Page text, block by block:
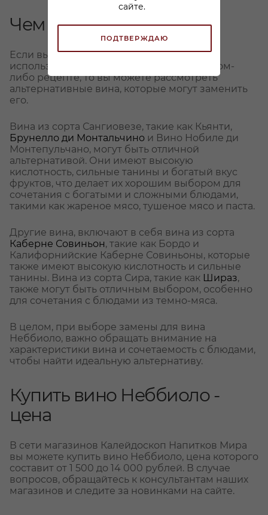
сайте.
ПОДТВЕРЖДАЮ
Чем заменить
Если вы не можете найти или не хотите
использовать вино сорта Неббиоло в каком-
либо рецепте, то вы можете рассмотреть
альтернативные вина, которые могут заменить
его.
Вина из сорта Сангиовезе, такие как Кьянти,
Брунелло ди Монтальчино и Вино Нобиле ди
Монтепульчано, могут быть отличной
альтернативой. Они имеют высокую
кислотность, сильные танины и богатый вкус
фруктов, что делает их хорошим выбором для
сочетания с богатыми и сложными блюдами,
такими как жареное мясо, тушеное мясо и паста.
Другие вина, включают в себя вина из сорта
Каберне Совиньон, такие как Бордо и
Калифорнийские Каберне Совиньоны, которые
также имеют высокую кислотность и сильные
танины. Вина из сорта Сира, такие как Шираз,
также могут быть отличным выбором, особенно
для сочетания с блюдами из темно-мяса.
В целом, при выборе замены для вина
Неббиоло, важно обращать внимание на
характеристики вина и сочетаемость с блюдами,
чтобы найти идеальную альтернативу.
Купить вино Неббиоло -
цена
В сети магазинов Калейдоскоп Напитков Мира
вы можете купить вино Неббиоло, цена которого
составит от 1 500 до 14 000 рублей. В случае
вопросов, обращайтесь к консультантам наших
магазинов и следите за новинками на сайте.